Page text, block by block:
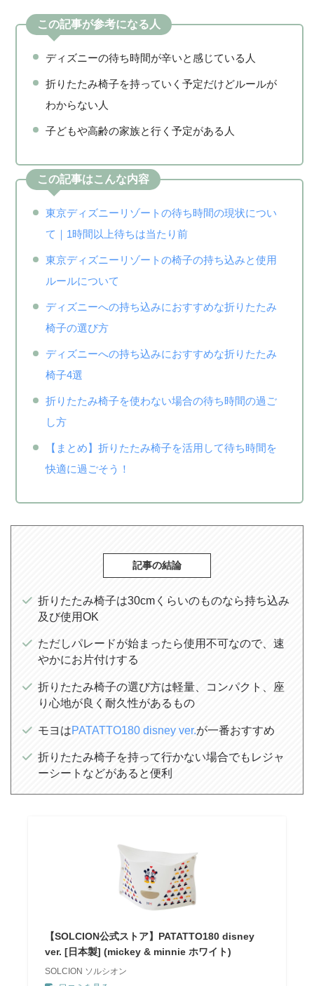
この記事が参考になる人
ディズニーの待ち時間が辛いと感じている人
折りたたみ椅子を持っていく予定だけどルールが
わからない人
子どもや高齢の家族と行く予定がある人
この記事はこんな内容
東京ディズニーリゾートの待ち時間の現状につい
て｜1時間以上待ちは当たり前
東京ディズニーリゾートの椅子の持ち込みと使用
ルールについて
ディズニーへの持ち込みにおすすめな折りたたみ
椅子の選び方
ディズニーへの持ち込みにおすすめな折りたたみ
椅子4選
折りたたみ椅子を使わない場合の待ち時間の過ご
し方
【まとめ】折りたたみ椅子を活用して待ち時間を
快適に過ごそう！
記事の結論
折りたたみ椅子は30cmくらいのものなら持ち込み
及び使用OK
ただしパレードが始まったら使用不可なので、速
やかにお片付けする
折りたたみ椅子の選び方は軽量、コンパクト、座
り心地が良く耐久性があるもの
モヨはPATATTO180 disney ver.が一番おすすめ
折りたたみ椅子を持って行かない場合でもレジャ
ーシートなどがあると便利
【SOLCION公式ストア】PATATTO180 disney
ver. [日本製] (mickey & minnie ホワイト)
SOLCION ソルシオン